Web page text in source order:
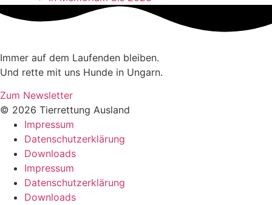
Immer auf dem Laufenden bleiben.
Und rette mit uns Hunde in Ungarn.
Zum Newsletter
© 2026 Tierrettung Ausland
Impressum
Datenschutzerklärung
Downloads
Impressum
Datenschutzerklärung
Downloads